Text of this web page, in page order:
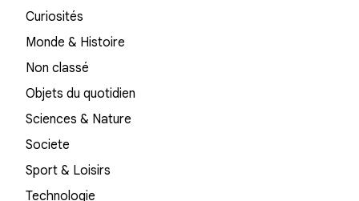
Curiosités
Monde & Histoire
Non classé
Objets du quotidien
Sciences & Nature
Societe
Sport & Loisirs
Technologie